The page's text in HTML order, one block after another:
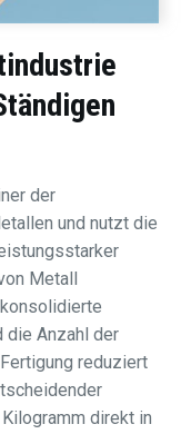
der
und nutzt die
Metall
die Anzahl der
reduziert
direkt in